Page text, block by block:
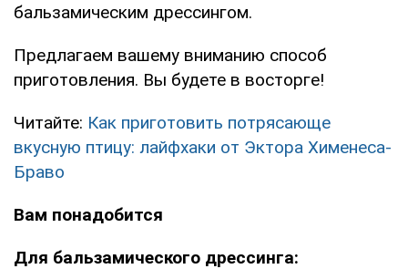
бальзамическим дрессингом.
Предлагаем вашему вниманию способ
приготовления. Вы будете в восторге!
Читайте: Как приготовить потрясающе
вкусную птицу: лайфхаки от Эктора Хименеса-
Браво
Вам понадобится
Для бальзамического дрессинга: